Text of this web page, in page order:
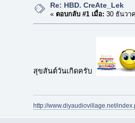
Re: HBD. CreAte_Lek
« ตอบกลับ #1 เมื่อ: 30 ธันวา
สุขสันต์วันเกิดครับ
http://www.diyaudiovillage.net/